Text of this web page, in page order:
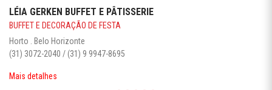
LÉIA GERKEN BUFFET E PÂTISSERIE
BUFFET E DECORAÇÃO DE FESTA
Horto . Belo Horizonte
(31) 3072-2040 / (31) 9 9947-8695
Mais detalhes